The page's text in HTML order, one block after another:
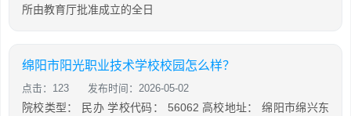
所由教育厅批准成立的全日
绵阳市阳光职业技术学校校园怎么样？
点击：123 发布时间：2026-05-02
院校类型： 民办 学校代码： 56062 高校地址： 绵阳市绵兴东